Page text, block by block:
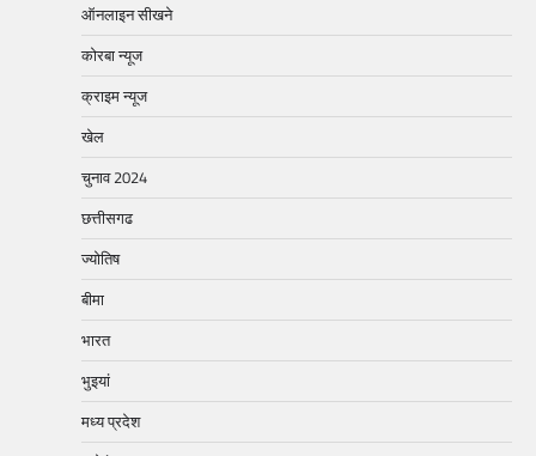
ऑनलाइन सीखने
कोरबा न्यूज
क्राइम न्यूज
खेल
चुनाव 2024
छत्तीसगढ
ज्योतिष
बीमा
भारत
भुइयां
मध्य प्रदेश